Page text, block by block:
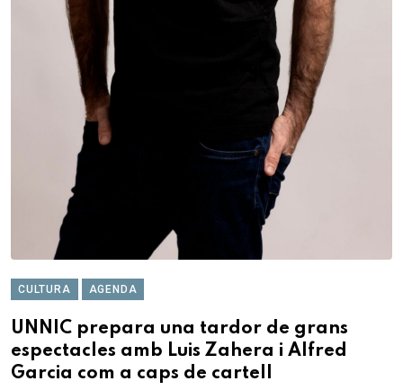
CULTURA AGENDA
UNNIC prepara una tardor de grans
espectacles amb Luis Zahera i Alfred
Garcia com a caps de cartell